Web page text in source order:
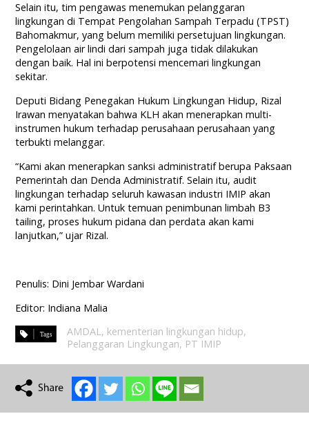
Selain itu, tim pengawas menemukan pelanggaran
lingkungan di Tempat Pengolahan Sampah Terpadu (TPST)
Bahomakmur, yang belum memiliki persetujuan lingkungan.
Pengelolaan air lindi dari sampah juga tidak dilakukan
dengan baik. Hal ini berpotensi mencemari lingkungan
sekitar.
Deputi Bidang Penegakan Hukum Lingkungan Hidup, Rizal
Irawan menyatakan bahwa KLH akan menerapkan multi-
instrumen hukum terhadap perusahaan perusahaan yang
terbukti melanggar.
“Kami akan menerapkan sanksi administratif berupa Paksaan
Pemerintah dan Denda Administratif. Selain itu, audit
lingkungan terhadap seluruh kawasan industri IMIP akan
kami perintahkan. Untuk temuan penimbunan limbah B3
tailing, proses hukum pidana dan perdata akan kami
lanjutkan,” ujar Rizal.
Penulis: Dini Jembar Wardani
Editor: Indiana Malia
AMDAL, kementerian lingkungan hidup,
Pelanggaran Lingkungan, PT IMIP